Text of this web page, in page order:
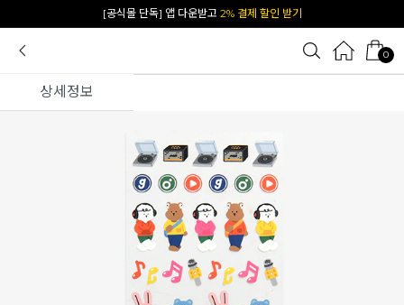
카카오 플친 추가하면1천원 즉시 할인 쿠폰
0
상세정보